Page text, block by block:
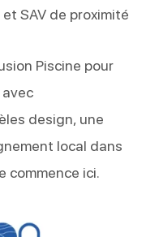
SAV de proximité
Piscine pour
design, une
local dans
commence ici.